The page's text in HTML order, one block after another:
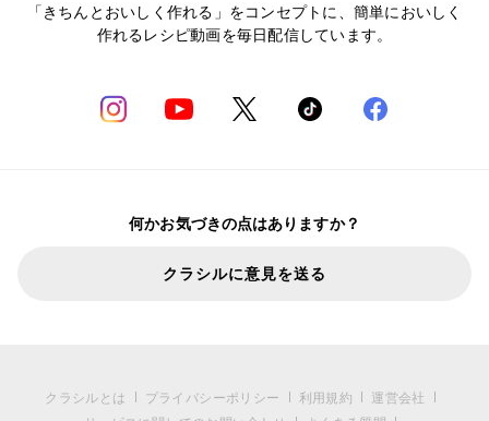
「きちんとおいしく作れる」をコンセプトに、簡単においしく
作れるレシピ動画を毎日配信しています。
何かお気づきの点はありますか？
クラシルに意見を送る
クラシルとは プライバシーポリシー 利用規約
運営会社